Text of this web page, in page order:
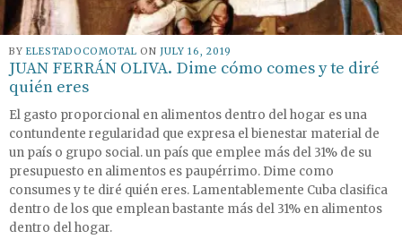
BY ELESTADOCOMOTAL ON JULY 16, 2019
JUAN FERRÁN OLIVA. Dime cómo comes y te diré
quién eres
El gasto proporcional en alimentos dentro del hogar es una
contundente regularidad que expresa el bienestar material de
un país o grupo social. un país que emplee más del 31% de su
presupuesto en alimentos es paupérrimo. Dime como
consumes y te diré quién eres. Lamentablemente Cuba clasifica
dentro de los que emplean bastante más del 31% en alimentos
dentro del hogar.